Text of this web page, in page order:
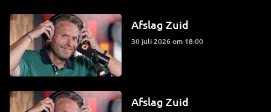
Afslag Zuid
30 juli 2026 om 18:00
Afslag Zuid